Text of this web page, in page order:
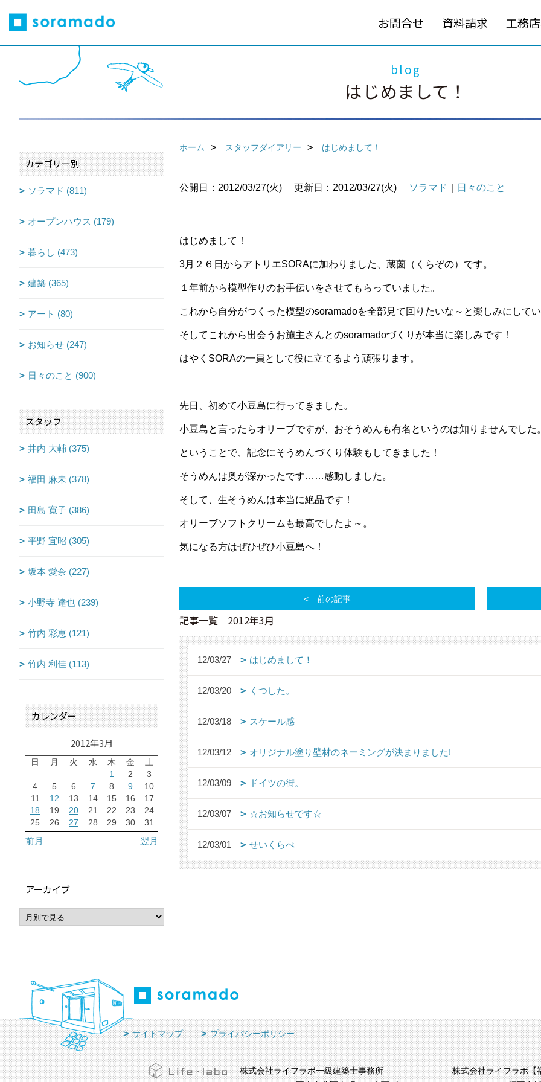
お問合せ 資料請求 工務
blog
はじめまして！
ホーム スタッフダイアリー はじめまして！
公開日：2012/03/27(火) 更新日：2012/03/27(火) ソラマド 日々のこと
はじめまして！
3月２６日からアトリエSORAに加わりました、蔵薗（くらぞの）です。
１年前から模型作りのお手伝いをさせてもらっていました。
これから自分がつくった模型のsoramadoを全部見て回りたいな～と楽しみにして
そしてこれから出会うお施主さんとのsoramadoづくりが本当に楽しみです！
はやくSORAの一員として役に立てるよう頑張ります。
先日、初めて小豆島に行ってきました。
小豆島と言ったらオリーブですが、おそうめんも有名というのは知りませんでした
ということで、記念にそうめんづくり体験もしてきました！
そうめんは奥が深かったです……感動しました。
そして、生そうめんは本当に絶品です！
オリーブソフトクリームも最高でしたよ～。
気になる方はぜひぜひ小豆島へ！
前の記事
記事一覧｜2012年3月
12/03/27 はじめまして！
12/03/20 くつした。
12/03/18 スケール感
12/03/12 オリジナル塗り壁材のネーミングが決まりました!
12/03/09 ドイツの街。
12/03/07 ☆お知らせです☆
12/03/01 せいくらべ
カテゴリー別
ソラマド (811)
オープンハウス (179)
暮らし (473)
建築 (365)
アート (80)
お知らせ (247)
日々のこと (900)
スタッフ
井内 大輔 (375)
福田 麻未 (378)
田島 寛子 (386)
平野 宜昭 (305)
坂本 愛奈 (227)
小野寺 達也 (239)
竹内 彩恵 (121)
竹内 利佳 (113)
カレンダー
2012年3月
日 月 火 水 木 金
土
1
2
3
4
5 6 7 8 9
10
11
12 13 14 15 16
17
18
19 20 21 22 23
24
25
26 27 28 29 30 31
前月 翌月
アーカイブ
サイトマップ プライバシーポリシー
株式会社ライフラボ一級建築士事務所
株式会社ライフラボ【